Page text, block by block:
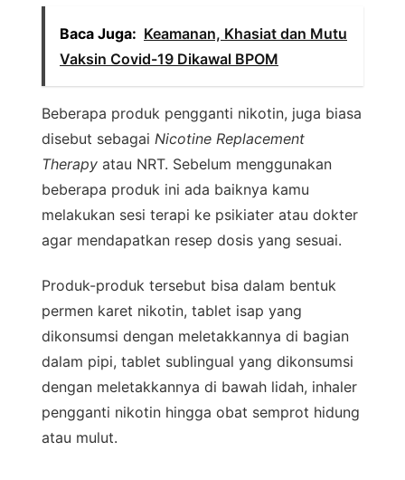
Baca Juga: Keamanan, Khasiat dan Mutu
Vaksin Covid-19 Dikawal BPOM
Beberapa produk pengganti nikotin, juga biasa
disebut sebagai Nicotine Replacement
Therapy atau NRT. Sebelum menggunakan
beberapa produk ini ada baiknya kamu
melakukan sesi terapi ke psikiater atau dokter
agar mendapatkan resep dosis yang sesuai.
Produk-produk tersebut bisa dalam bentuk
permen karet nikotin, tablet isap yang
dikonsumsi dengan meletakkannya di bagian
dalam pipi, tablet sublingual yang dikonsumsi
dengan meletakkannya di bawah lidah, inhaler
pengganti nikotin hingga obat semprot hidung
atau mulut.